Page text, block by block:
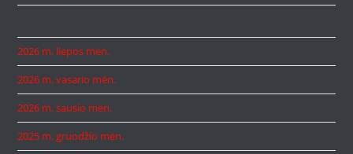
2026 m. liepos mėn.
2026 m. vasario mėn.
2026 m. sausio mėn.
2025 m. gruodžio mėn.